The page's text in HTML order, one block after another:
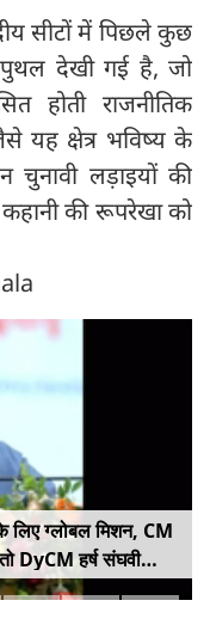
सीटों में पिछले कुछ
पुथल देखी गई है, जो
होती राजनीतिक
यह क्षेत्र भविष्य के
चुनावी लड़ाइयों की
की रूपरेखा को
लिए ग्लोबल मिशन, CM
DyCM हर्ष संघवी
का मोर्चा